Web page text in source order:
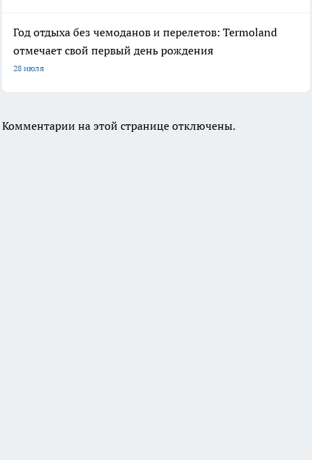
Год отдыха без чемоданов и перелетов: Termoland
отмечает свой первый день рождения
28 июля
Комментарии на этой странице отключены.